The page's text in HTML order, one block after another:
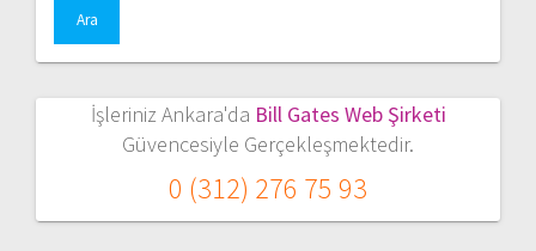
İşleriniz Ankara'da Bill Gates Web Şirketi
Güvencesiyle Gerçekleşmektedir.
0 (312) 276 75 93